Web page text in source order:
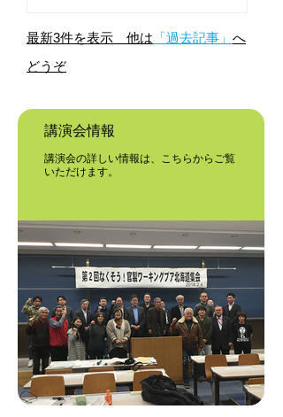
最新3件を表示 他は 「過去記事」 へ
どうぞ
講演会情報
講演会の詳しい情報は、こちらからご覧
いただけます。